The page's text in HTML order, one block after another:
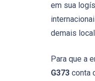
em sua
demais
Para que a
G373 conta